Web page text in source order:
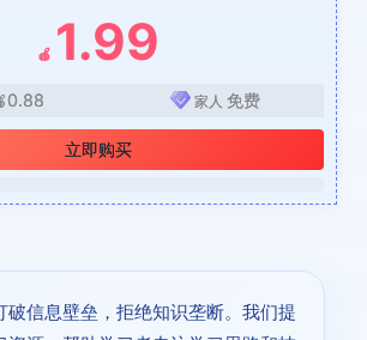
🍎 1.99
0.88 家人 免费
立即购买
破信息壁垒，拒绝知识垄断。我们提